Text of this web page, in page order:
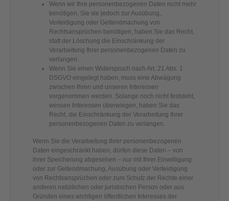
Wenn wir Ihre personenbezogenen Daten nicht mehr
benötigen, Sie sie jedoch zur Ausübung,
Verteidigung oder Geltendmachung von
Rechtsansprüchen benötigen, haben Sie das Recht,
statt der Löschung die Einschränkung der
Verarbeitung Ihrer personenbezogenen Daten zu
verlangen.
Wenn Sie einen Widerspruch nach Art. 21 Abs. 1
DSGVO eingelegt haben, muss eine Abwägung
zwischen Ihren und unseren Interessen
vorgenommen werden. Solange noch nicht feststeht,
wessen Interessen überwiegen, haben Sie das
Recht, die Einschränkung der Verarbeitung Ihrer
personenbezogenen Daten zu verlangen.
Wenn Sie die Verarbeitung Ihrer personenbezogenen
Daten eingeschränkt haben, dürfen diese Daten – von
ihrer Speicherung abgesehen – nur mit Ihrer Einwilligung
oder zur Geltendmachung, Ausübung oder Verteidigung
von Rechtsansprüchen oder zum Schutz der Rechte einer
anderen natürlichen oder juristischen Person oder aus
Gründen eines wichtigen öffentlichen Interesses der